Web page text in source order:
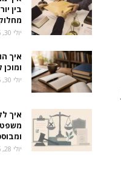
בין
יולי 30, 2026
איך
יולי 30, 2026
איך
יולי 28, 2026